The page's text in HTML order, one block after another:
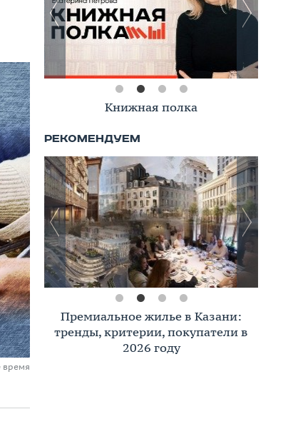
время
Книжная полка
Премиальное жилье в Казани:
тренды, критерии, покупатели в
2026 году